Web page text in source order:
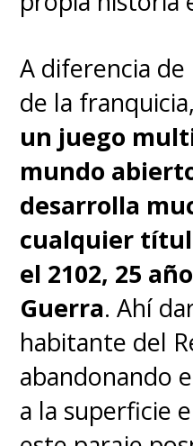
La cuarta
reforzó la
de"Ryan", el
"Homelander"
fallecida
(Shantel
joven
Crovetti
actor regular
A diferencia
de la franquicia,
un juego
mundo
desarrolla
cualquier
el 2102, 25
Guerra. Ahí
habitante del
abandonando
a la superficie